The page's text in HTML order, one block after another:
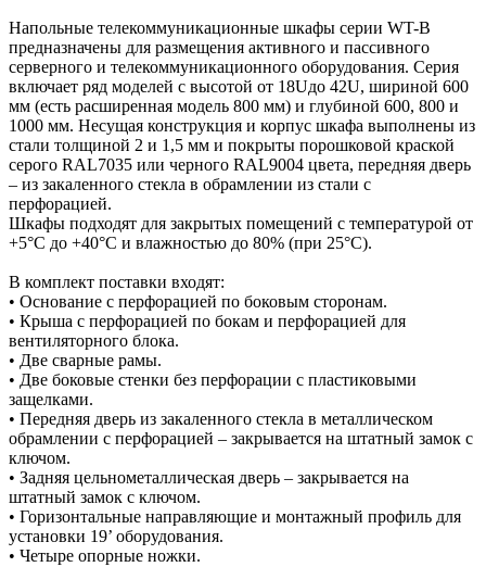
Напольные телекоммуникационные шкафы серии WT-B
предназначены для размещения активного и пассивного
серверного и телекоммуникационного оборудования. Серия
включает ряд моделей с высотой от 18Uдо 42U, шириной 600
мм (есть расширенная модель 800 мм) и глубиной 600, 800 и
1000 мм. Несущая конструкция и корпус шкафа выполнены из
стали толщиной 2 и 1,5 мм и покрыты порошковой краской
серого RAL7035 или черного RAL9004 цвета, передняя дверь
– из закаленного стекла в обрамлении из стали с
перфорацией.
Шкафы подходят для закрытых помещений с температурой от
+5°C до +40°C и влажностью до 80% (при 25°C).
В комплект поставки входят:
• Основание с перфорацией по боковым сторонам.
• Крыша с перфорацией по бокам и перфорацией для
вентиляторного блока.
• Две сварные рамы.
• Две боковые стенки без перфорации с пластиковыми
защелками.
• Передняя дверь из закаленного стекла в металлическом
обрамлении с перфорацией – закрывается на штатный замок с
ключом.
• Задняя цельнометаллическая дверь – закрывается на
штатный замок с ключом.
• Горизонтальные направляющие и монтажный профиль для
установки 19’ оборудования.
• Четыре опорные ножки.